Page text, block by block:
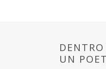
UN